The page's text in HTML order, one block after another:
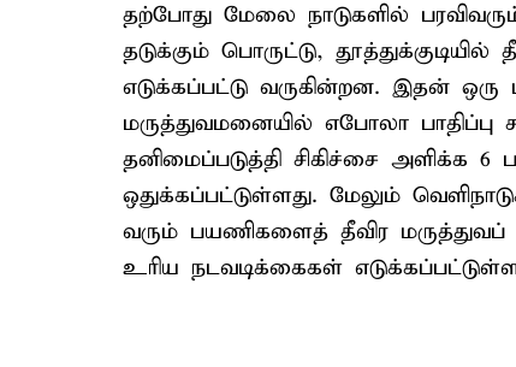
தற்போது மேலை நாடுகளில்
தடுக்கும் பொருட்டு,
எடுக்கப்பட்டு வருகின்றன. இதன் ஒரு
மருத்துவமனையில் எபோலா
தனிமைப்படுத்தி சிகிச்சை அளிக்க
ஒதுக்கப்பட்டுள்ளது. மேலும்
வரும் பயணிகளைத் தீவிர மருத்துவப்
உரிய நடவடிக்கைகள்